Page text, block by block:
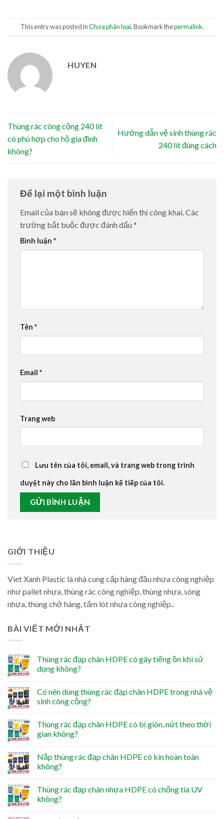
This entry was posted inChưa phân loại. Bookmark thepermalink.
HUYEN
Thùng rác công cộng 240 lít
có phù hợp cho hộ gia đình
không?
Hướng dẫn vệ sinh thùng rác
240 lít đúng cách
Để lại một bình luận
Email của bạn sẽ không được hiển thị công khai.Các
trường bắt buộc được đánh dấu *
Bình luận *
Tên *
Email *
Trang web
Lưu tên của tôi, email, và trang web trong trình
duyệt này cho lần bình luận kế tiếp của tôi.
GIỚI THIỆU
Viet Xanh Plastic là nhà cung cấp hàng đầu nhựa công nghiệp
như pallet nhựa, thùng rác công nghiệp, thùng nhựa, sóng
nhựa, thùng chở hàng, tấm lót nhựa công nghiệp..
BÀI VIẾT MỚI NHẤT
Thùng rác đạp chân HDPE có gây tiếng ồn khi sử
dụng không?
Có nên dùng thùng rác đạp chân HDPE trong nhà vệ
sinh công cộng?
Thùng rác đạp chân HDPE có bị giòn, nứt theo thời
gian không?
Nắp thùng rác đạp chân HDPE có kín hoàn toàn
không?
Thùng rác đạp chân nhựa HDPE có chống tia UV
không?